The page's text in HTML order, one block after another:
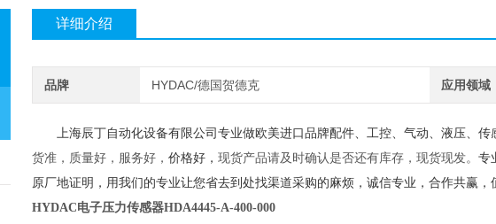
详细介绍
品牌 HYDAC/德国贺德克 应用领域
上海辰丁自动化设备有限公司专业做欧美进口品牌配件、工控、气动、液压、
货准，质量好，服务好， 价格好， 现货产品请及时确认是否还有库存，现货现发。 专
原厂地证明，用我们的专业让您省去到处找渠道采购的麻烦，诚信专业，合作共赢，
HYDAC电子压力传感器HDA4445-A-400-000